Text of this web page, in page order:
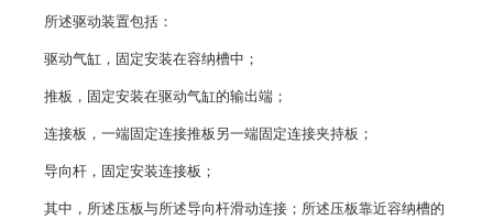
所述驱动装置包括：
驱动气缸，固定安装在容纳槽中；
推板，固定安装在驱动气缸的输出端；
连接板，一端固定连接推板另一端固定连接夹持板；
导向杆，固定安装连接板；
其中，所述压板与所述导向杆滑动连接；所述压板靠近容纳槽的